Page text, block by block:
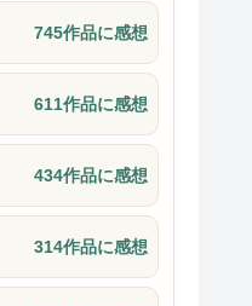
745作品に感想
611作品に感想
434作品に感想
314作品に感想